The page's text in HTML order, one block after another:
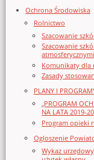
Ochrona Środowiska
Rolnictwo
Szacowanie
Szacowanie
atmosferycznymi
Komunikaty dla
Zasady
PLANY I
„PROGRAM
NA LATA 2019-
Program opieki
Ogloszenie
Wykaz